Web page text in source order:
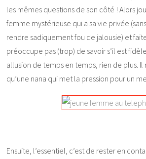
les mêmes questions de son côté ! Alors
femme mystérieuse qui a sa vie privée
rendre sadiquement fou de jalousie) et
préoccupe pas (trop) de savoir s’il est
allusion de temps en temps, rien de plus. Il
qu’une nana qui met la pression pour un
Ensuite, l’essentiel, c’est de rester en